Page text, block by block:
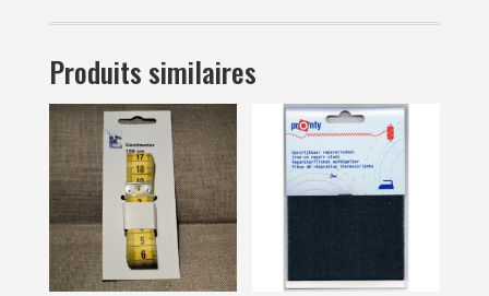
à
Produits similaires